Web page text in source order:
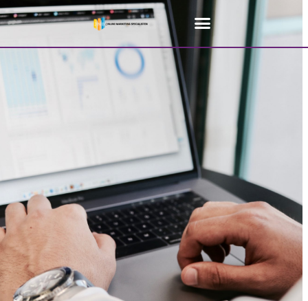
Online marketing bureau Baarle-Hertog